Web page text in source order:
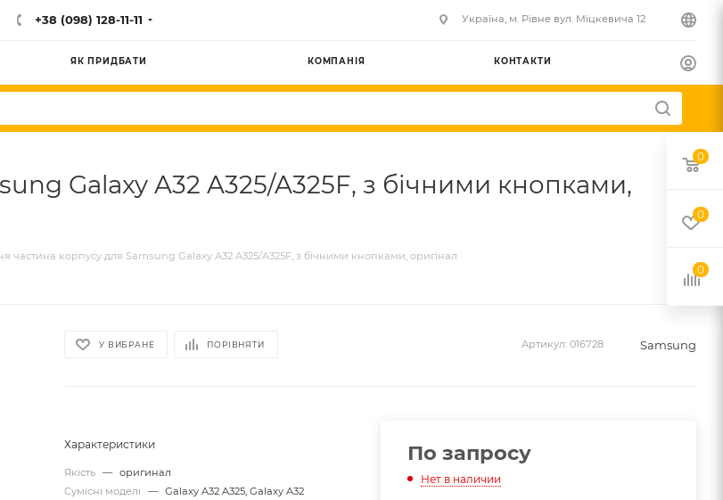
+38 (098) 128-11-11 Українa, м. Рівне вул. Міцкевича 12
ЯК ПРИДБАТИ КОМПАНІЯ КОНТАКТИ
Galaxy A32 A325/A325F, з бічними кнопками,
частина корпусу для Samsung Galaxy A32 A325/A325F, з бічними кнопками, оригінал
У ВИБРАНЕ ПОРІВНЯТИ Артикул: 016728 Samsung
Характеристики
Якість — оригинал
Сумісні моделі
— Galaxy A32 A325, Galaxy A32
По запросу
Нет в наличии
0
0
0